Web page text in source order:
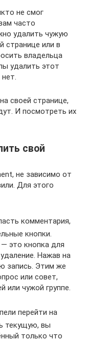
не смог
часто
удалить чужую
странице или в
владельца
удалить этот
своей странице,
И посмотреть их
свой
не зависимо от
Для этого
комментария,
кнопки.
это кнопка для
Нажав на
запись. Этим же
или совет,
или чужой группе.
перейти на
текущую, вы
только что